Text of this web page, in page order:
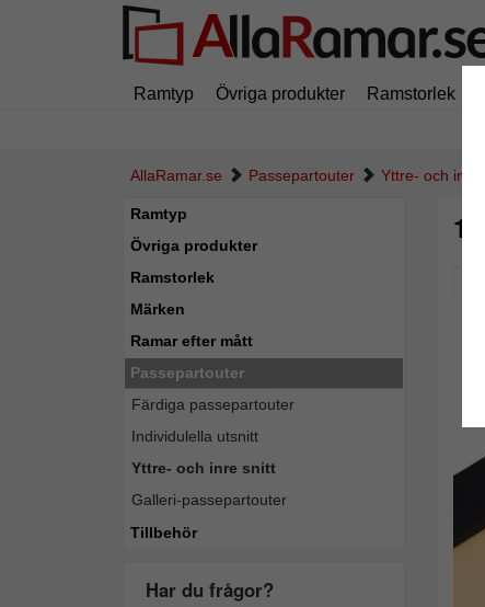
Ramtyp Övriga produkter Ramstorlek
AllaRamar.se Passepartouter Yttre- och inre
Ramtyp
Övriga produkter
Ramstorlek
Märken
Ramar efter mått
Passepartouter
Färdiga passepartouter
Individulella utsnitt
Yttre- och inre snitt
Galleri-passepartouter
Tillbehör
Har du frågor?